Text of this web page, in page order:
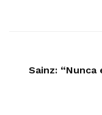
Sainz: “Nunca